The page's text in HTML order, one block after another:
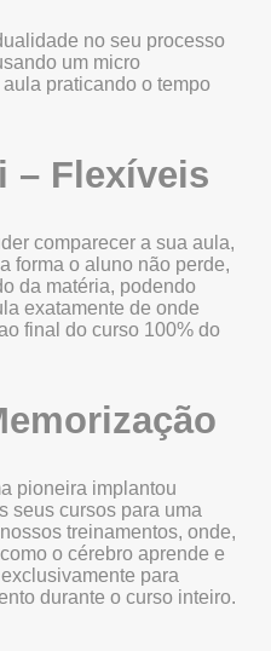
no seu processo
um micro
praticando o tempo
– Flexíveis
comparecer a sua aula,
forma o aluno não perde,
da matéria, podendo
exatamente de onde
final do curso 100% do
pioneira implantou
seus cursos para uma
treinamentos, onde,
o cérebro aprende e
para
durante o curso inteiro.